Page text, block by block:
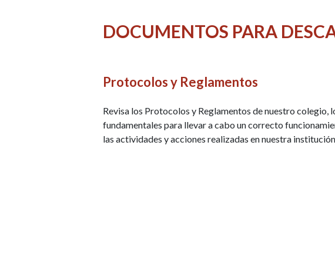
DOCUMENTOS PARA
Protocolos y Reglamentos
Revisa los Protocolos y Reglamentos de nuestro colegio,
fundamentales para llevar a cabo un correcto
las actividades y acciones realizadas en nuestra